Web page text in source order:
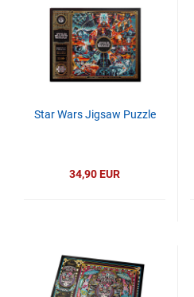
Star Wars Jigsaw Puzzle
34,90 EUR